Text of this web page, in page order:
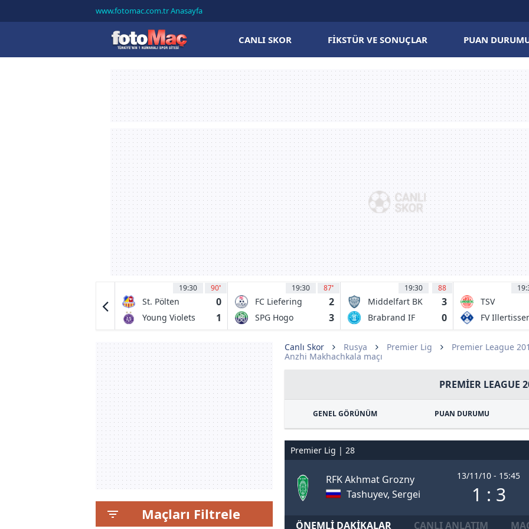
www.fotomac.com.tr Anasayfa
CANLI SKOR FIKSTÜR VE SONUÇLAR PUAN
0
19:30 90'
St. Pölten 0
Young Violets
1
19:30 87'
FC Liefering 2
SPG Hogo
3
19:30 88
Middelfart BK 3
Brabrand IF 0
TSV
Landsberg
FV
Maçları Filtrele
Canlı Skor Rusya Premier Lig
Premier League
Anzhi Makhachkala maçı
PREMIER LEAGUE
GENEL GÖRÜNÜM PUAN DURUMU
Premier Lig | 28
RFK Akhmat Grozny
Tashuyev, Sergei
13/11/10 - 15:45
1 : 3
ÖNEMLI DAKIKALAR CANLI ANLATIM